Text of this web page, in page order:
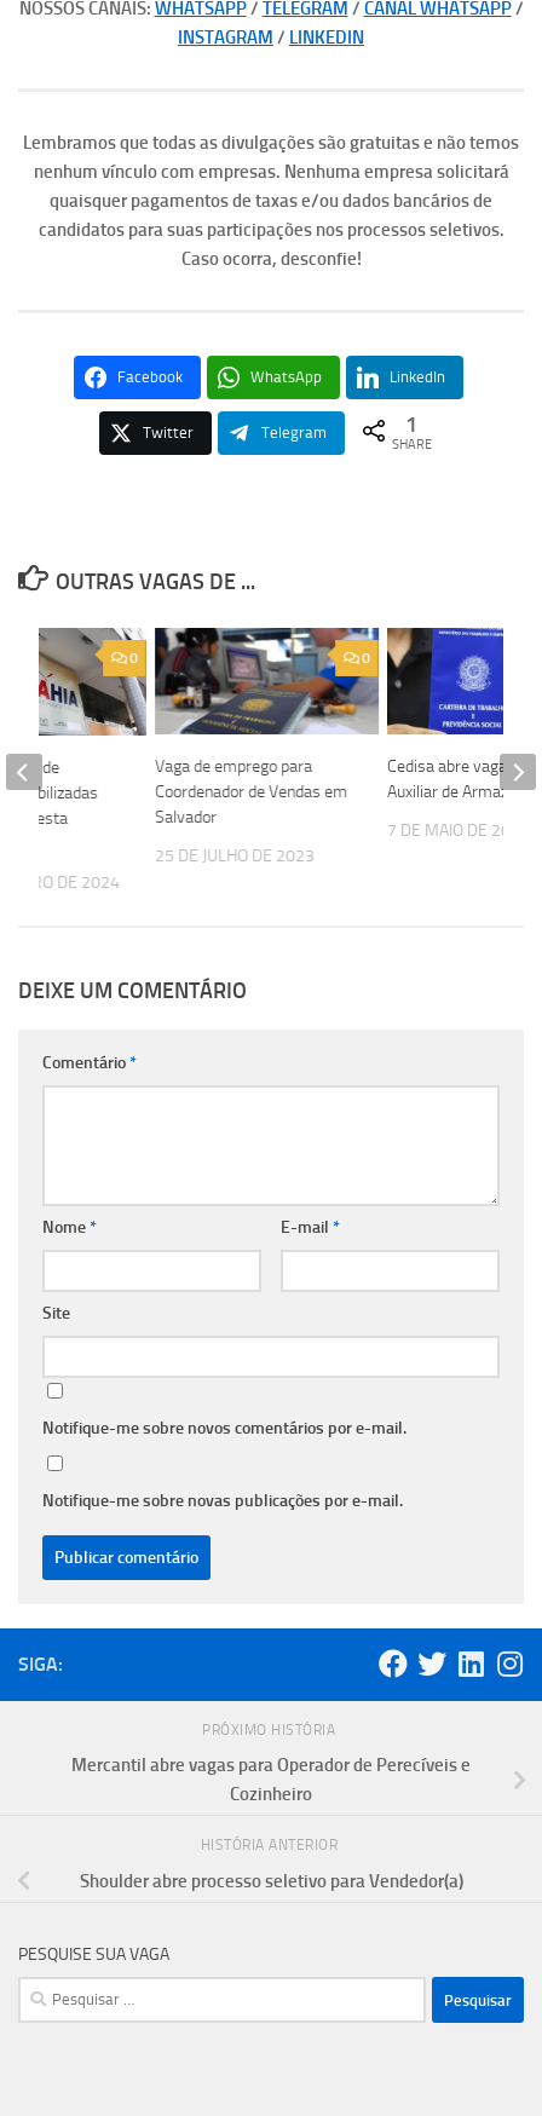
NOSSOS CANAIS: WHATSAPP/ TELEGRAM / CANAL WHATSAPP/
INSTAGRAM / LINKEDIN
Lembramos que todas as divulgações são gratuitas e não temos
nenhum vínculo com empresas. Nenhuma empresa solicitará
quaisquer pagamentos de taxas e/ou dados bancários de
candidatos para suas participações nos processos seletivos.
Caso ocorra, desconfie!
Facebook WhatsApp LinkedIn
Twitter Telegram 1
SHARE
OUTRAS VAGAS DE ...
0
Vaga de emprego para
Coordenador de Vendas em
Salvador
25 DE JULHO DE 2023
Cedisa abre vaga para
Auxiliar de
7 DE MAIO DE 2024
0
de
nesta
DE 2024
DEIXE UM COMENTÁRIO
Comentário*
Nome* E-mail *
Site
Notifique-me sobre novos comentários por e-mail.
Notifique-me sobre novas publicações por e-mail.
SIGA:
PRÓXIMO HISTÓRIA
Mercantil abre vagas para Operador de Perecíveis e
Cozinheiro
HISTÓRIA ANTERIOR
Shoulder abre processo seletivo para Vendedor(a)
PESQUISE SUA VAGA
Pesquisar
por: